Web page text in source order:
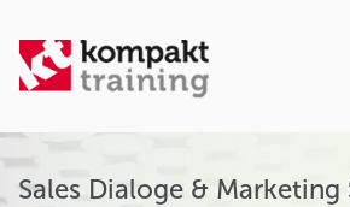
Sales Dialoge & Marketing